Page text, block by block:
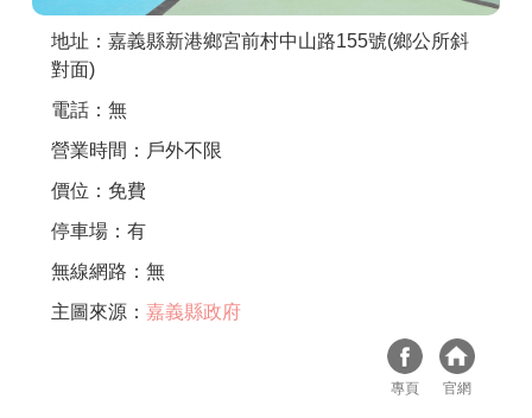
地址：嘉義縣新港鄉宮前村中山路155號(鄉公所斜
對面)
電話：無
營業時間：戶外不限
價位：免費
停車場：有
無線網路：無
主圖來源： 嘉義縣政府
專頁 官網